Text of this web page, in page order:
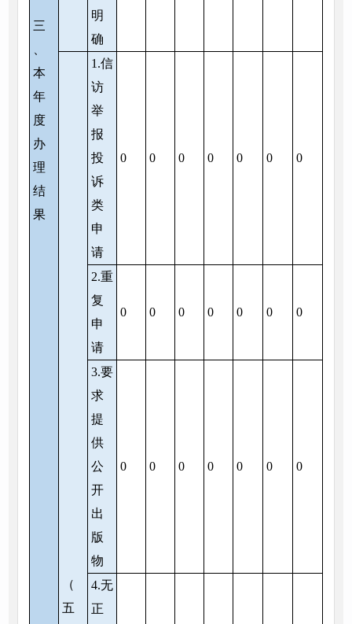
三
本
年
度
办
理
结
果
明
确
（
五
1.信
访
举
报
投
诉
类
申
请
0 0 0 0 0 0 0
2.重
复
申
请
0 0 0 0 0 0 0
3.要
求
提
供
公
开
出
版
物
0 0 0 0 0 0 0
4.无
正